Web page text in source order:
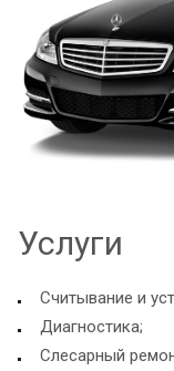
Услуги
Считывание и
Диагностика;
Слесарный